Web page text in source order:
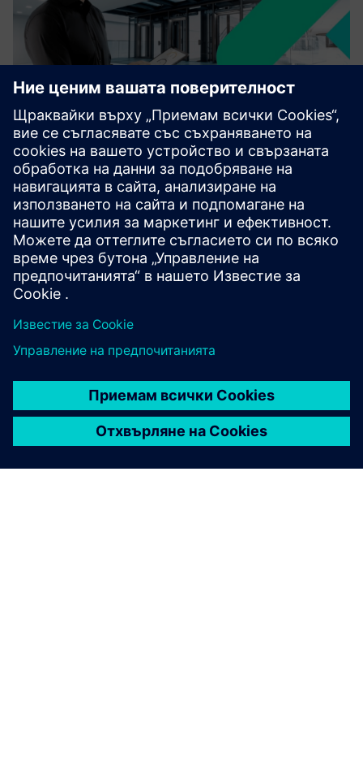
SENTRON Digital Power Efficiency
With SIEMENS technology and EMAS expertise, Our
Solution optimizes power distribution for maximum
efficiency, reliability, security, and availability.
Научете повече